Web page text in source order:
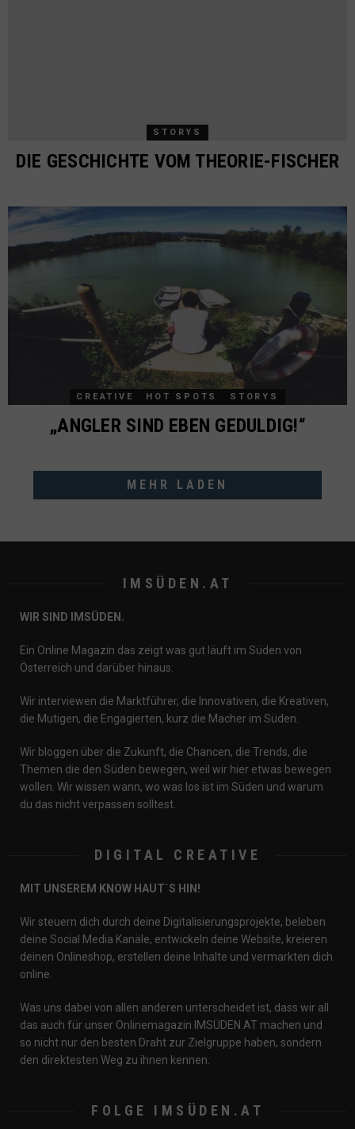
STORYS
DIE GESCHICHTE VOM THEORIE-FISCHER
CREATIVE HOT SPOTS STORYS
„ANGLER SIND EBEN GEDULDIG!“
MEHR LADEN
IMSÜDEN.AT
WIR SIND IMSÜDEN.
Ein Online Magazin das zeigt was gut läuft im Süden von
Österreich und darüber hinaus.
Wir interviewen die Marktführer, die Innovativen, die Kreativen,
die Mutigen, die Engagierten, kurz die Macher im Süden.
Wir bloggen über die Zukunft, die Chancen, die Trends, die
Themen die den Süden bewegen, weil wir hier etwas bewegen
wollen. Wir wissen wann, wo was los ist im Süden und warum
du das nicht verpassen solltest.
DIGITAL CREATIVE
MIT UNSEREM KNOW HAUT`S HIN!
Wir steuern dich durch deine Digitalisierungsprojekte, beleben
deine Social Media Kanäle, entwickeln deine Website, kreieren
deinen Onlineshop, erstellen deine Inhalte und vermarkten dich
online.
Was uns dabei von allen anderen unterscheidet ist, dass wir all
das auch für unser Onlinemagazin IMSÜDEN.AT machen und
so nicht nur den besten Draht zur Zielgruppe haben, sondern
den direktesten Weg zu ihnen kennen.
FOLGE IMSÜDEN.AT
instagram